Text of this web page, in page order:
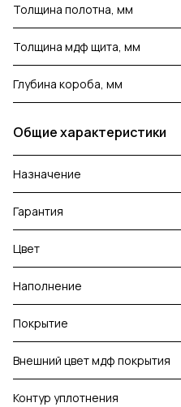
Толщина полотна, мм
Толщина мдф щита, мм
Глубина короба, мм
Общие характеристики
Назначение
Гарантия
Цвет
Наполнение
Покрытие
Внешний цвет мдф покрытия
Контур уплотнения